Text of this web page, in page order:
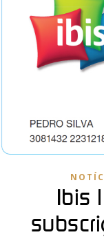
Ibis